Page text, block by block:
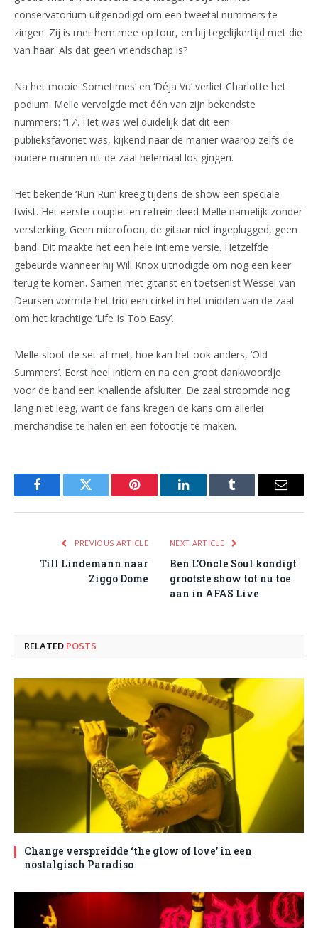
conservatorium uitgenodigd om een tweetal nummers te
zingen. Zij is met hem mee op tour, en hij tegelijkertijd met die
van haar. Als dat geen vriendschap is?
Na het mooie ‘Sometimes’ en ‘Déja Vu’ verliet Charlotte het
podium. Melle vervolgde met één van zijn bekendste
nummers: ‘17’. Het was wel duidelijk dat dit een
publieksfavoriet was, kijkend naar de manier waarop zelfs de
oudere mannen uit de zaal helemaal los gingen.
Het bekende ‘Run Run’ kreeg tijdens de show een speciale
twist. Het eerste couplet en refrein deed Melle namelijk zonder
versterking. Geen microfoon, de gitaar niet ingeplugged, geen
band. Dit maakte het een hele intieme versie. Hetzelfde
gebeurde wanneer hij Will Knox uitnodigde om nog een keer
terug te komen. Samen met gitarist en toetsenist Wessel van
Deursen vormde het trio een cirkel in het midden van de zaal
om het krachtige ‘Life Is Too Easy’.
Melle sloot de set af met, hoe kan het ook anders, ‘Old
Summers’. Eerst heel intiem en na een groot dankwoordje
voor de band een knallende afsluiter. De zaal stroomde nog
lang niet leeg, want de fans kregen de kans om allerlei
merchandise te halen en een fotootje te maken.
FacebookTwitter Pinterest LinkedInTumblr Email
PREVIOUS ARTICLE
Till Lindemann naar
Ziggo Dome
NEXT ARTICLE
Ben L’Oncle Soul kondigt
grootste show tot nu toe
aan in AFAS Live
RELATED POSTS
Change verspreidde ‘the glow of love’ in een
nostalgisch Paradiso